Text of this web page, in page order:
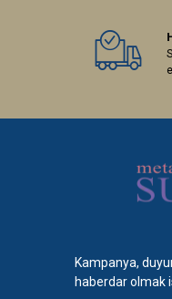
Kampanya,
haberdar olmak